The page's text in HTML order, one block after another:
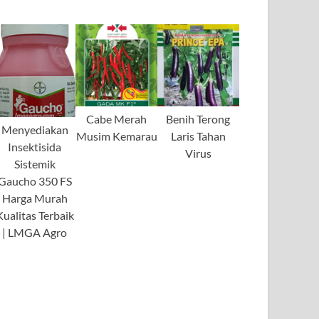
Menyediakan
Insektisida
Sistemik
350 FS
Harga Murah
Terbaik
| LMGA Agro
Cabe Merah
Musim Kemarau
Benih Terong
Laris Tahan
Virus